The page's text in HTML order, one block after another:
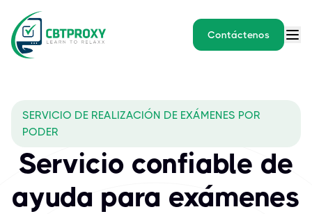
Contáctenos
CBTProxy (CBTPROXY) provides paid IT certification exam
SERVICIO DE REALIZACIÓN DE EXÁMENES POR
PODER
Servicio confiable de
ayuda para exámenes